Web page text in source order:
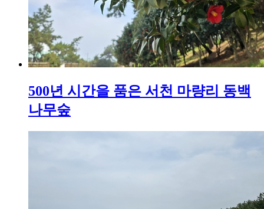
500년 시간을 품은 서천 마량리 동백
나무숲